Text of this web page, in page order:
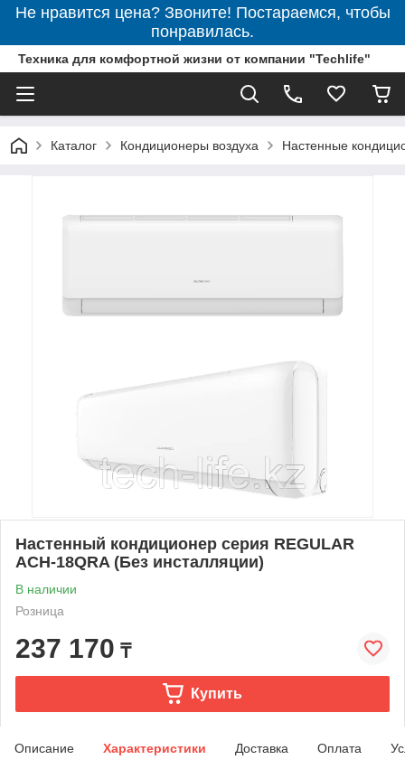
Не нравится цена? Звоните! Постараемся, чтобы
понравилась.
Техника для комфортной жизни от компании "Techlife"
Каталог Кондиционеры воздуха Настенные
Настенный кондиционер серия REGULAR
ACH-18QRA (Без инсталляции)
В наличии
Розница
237 170 ₸
Купить
Описание Характеристики Доставка Оплата